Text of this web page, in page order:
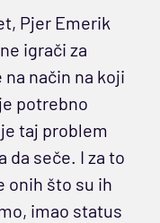
Pjer Emerik
igrači za
način na koji
potrebno
je taj problem
da seče. I za to
onih što su ih
imao status